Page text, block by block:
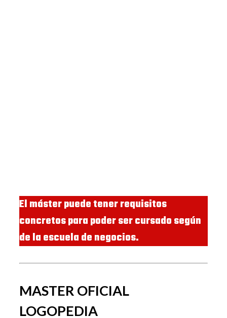
El máster puede tener requisitos
concretos para poder ser cursado según
de la escuela de negocios.
MASTER OFICIAL
LOGOPEDIA